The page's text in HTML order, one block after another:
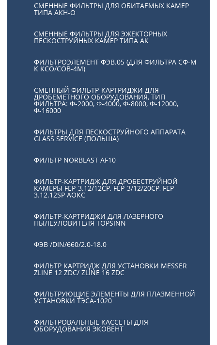
СМЕННЫЕ ФИЛЬТРЫ ДЛЯ ОБИТАЕМЫХ КАМЕР
ТИПА АКН-О
СМЕННЫЕ ФИЛЬТРЫ ДЛЯ ЭЖЕКТОРНЫХ
ПЕСКОСТРУЙНЫХ КАМЕР ТИПА АК
ФИЛЬТРОЭЛЕМЕНТ ФЭВ.05 (ДЛЯ ФИЛЬТРА СФ-М
К КСО/СОВ-4М)
СМЕННЫЙ ФИЛЬТР-КАРТРИДЖИ ДЛЯ
ДРОБЕМЕТНОГО ОБОРУДОВАНИЯ, ТИП
ФИЛЬТРА: Ф-2000, Ф-4000, Ф-8000, Ф-12000,
Ф-16000
ФИЛЬТРЫ ДЛЯ ПЕСКОСТРУЙНОГО АППАРАТА
GLASS SERVICE (ПОЛЬША)
ФИЛЬТР NORBLAST AF10
ФИЛЬТР-КАРТРИДЖ ДЛЯ ДРОБЕСТРУЙНОЙ
КАМЕРЫ FEP-3.12/12СР, FEP-3/12/20CP, FEP-
3.12.12SP АОКС
ФИЛЬТР-КАРТРИДЖИ ДЛЯ ЛАЗЕРНОГО
ПЫЛЕУЛОВИТЕЛЯ TOPSINN
ФЭВ /DIN/660/2.0-18.0
ФИЛЬТР КАРТРИДЖ ДЛЯ УСТАНОВКИ MESSER
ZLINE 12 ZDC/ ZLINE 16 ZDC
ФИЛЬТРУЮЩИЕ ЭЛЕМЕНТЫ ДЛЯ ПЛАЗМЕННОЙ
УСТАНОВКИ ТЭСА-1020
ФИЛЬТРОВАЛЬНЫЕ КАССЕТЫ ДЛЯ
ОБОРУДОВАНИЯ ЭКОВЕНТ